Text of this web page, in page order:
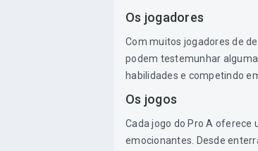
Os jogadores
Com muitos jogadores de
podem testemunhar
habilidades e competindo
Os jogos
Cada jogo do Pro A
emocionantes. Desde